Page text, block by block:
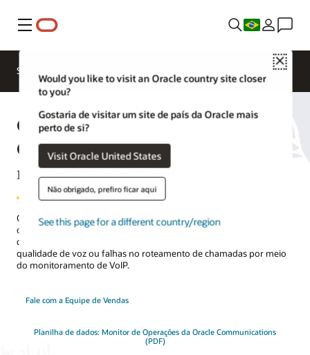
Menu
Close
Would you like to visit an Oracle country site closer
to you?
Gostaria de visitar um site de país da Oracle mais
perto de si?
Visit Oracle United States
Não obrigado, prefiro ficar aqui
See this page for a different country/region
Soluções
Oracle Communications
Operations Monitor com
monitoramento VoIP
Ofereça à sua equipe melhor visibilidade e insights sobre as
operações de monitoramento de desempenho da rede,
detectando, isolando e resolvendo rapidamente problemas como
qualidade de voz ou falhas no roteamento de chamadas por meio
do monitoramento de VoIP.
Fale com a Equipe de Vendas
Planilha de dados: Monitor de Operações da Oracle Communications
(PDF)